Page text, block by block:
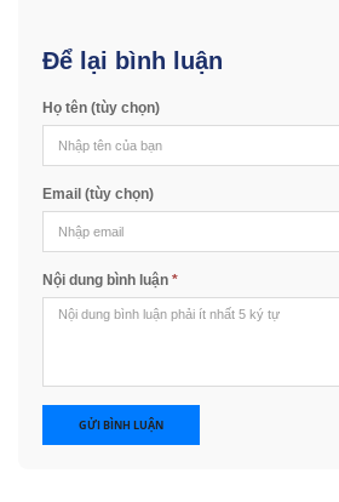
Để lại bình luận
Họ tên (tùy chọn)
Email (tùy chọn)
Nội dung bình luận *
GỬI BÌNH LUẬN